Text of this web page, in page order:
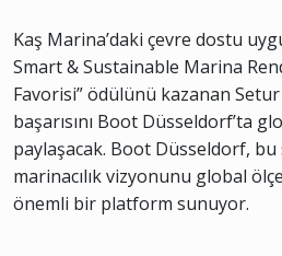
Kaş Marina’daki çevre dostu
Smart & Sustainable Marina
Favorisi” ödülünü kazanan
başarısını Boot Düsseldorf’ta
paylaşacak. Boot Düsseldorf,
marinacılık vizyonunu global
önemli bir platform sunuyor.